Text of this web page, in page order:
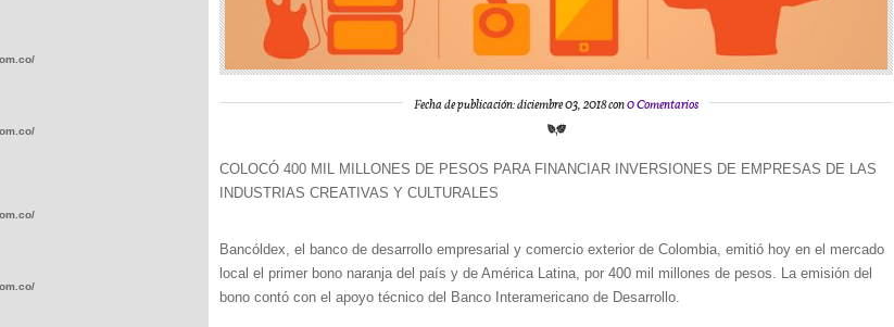
Fecha de publicación: diciembre 03, 2018 con0 Comentarios
COLOCÓ 400 MIL MILLONES DE PESOS PARA FINANCIAR INVERSIONES DE EMPRESAS DE LAS
INDUSTRIAS CREATIVAS Y CULTURALES
Bancóldex, el banco de desarrollo empresarial y comercio exterior de Colombia, emitió hoy en el mercado
local el primer bono naranja del país y de América Latina, por 400 mil millones de pesos. La emisión del
bono contó con el apoyo técnico del Banco Interamericano de Desarrollo.
wp-
wp-
wp-
wp-